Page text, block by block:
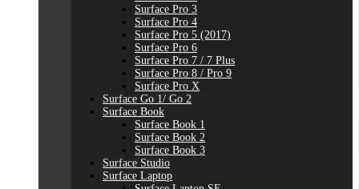
Surface Pro 3
Surface Pro 4
Surface Pro 5 (2017)
Surface Pro 6
Surface Pro 7 / 7 Plus
Surface Pro 8 / Pro 9
Surface Pro X
Surface Go 1/ Go 2
Surface Book
Surface Book 1
Surface Book 2
Surface Book 3
Surface Studio
Surface Laptop